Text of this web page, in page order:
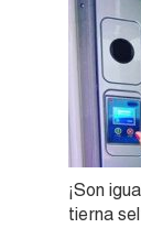
¡Son
tierna